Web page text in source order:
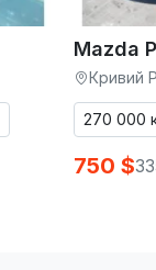
Mazda
Кривий
270 000
750 $